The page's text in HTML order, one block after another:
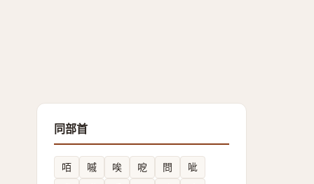
同部首
咟 嘁 唉 呝 問
呲